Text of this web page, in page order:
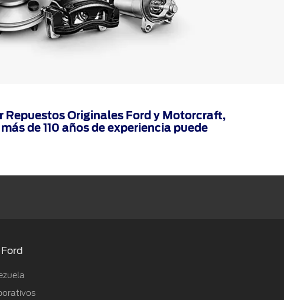
Originales Ford y Motorcraft,
de 110 años de experiencia puede